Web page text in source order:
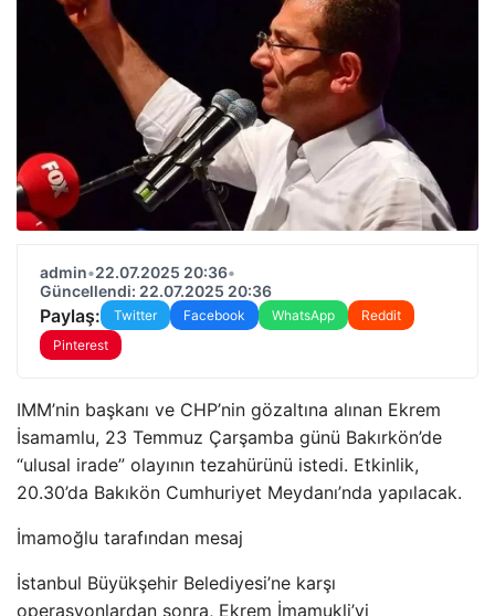
admin•22.07.2025 20:36•
Güncellendi: 22.07.2025 20:36
Paylaş: Twitter Facebook WhatsApp
Reddit
Pinterest
IMM’nin başkanı ve CHP’nin gözaltına alınan Ekrem
İsamamlu, 23 Temmuz Çarşamba günü Bakırkön’de
“ulusal irade” olayının tezahürünü istedi. Etkinlik,
20.30’da Bakıkön Cumhuriyet Meydanı’nda yapılacak.
İmamoğlu tarafından mesaj
İstanbul Büyükşehir Belediyesi’ne karşı
operasyonlardan sonra, Ekrem İmamukli’yi